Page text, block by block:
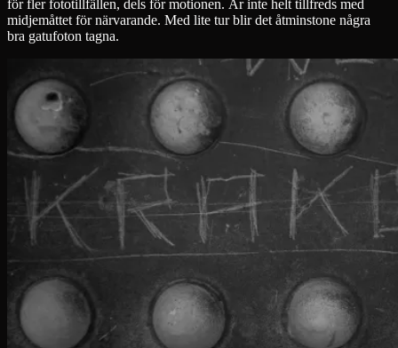
för fler fototillfällen, dels för motionen. Är inte helt tillfreds med
midjemåttet för närvarande. Med lite tur blir det åtminstone några
bra gatufoton tagna.